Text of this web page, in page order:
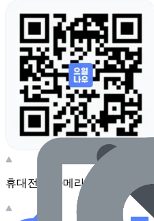
휴대전화 카메라로 찍어보세요